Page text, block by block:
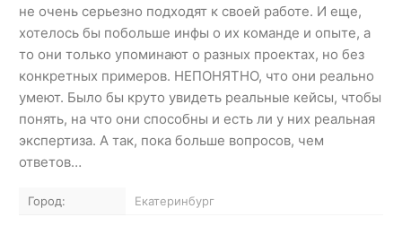
не очень серьезно подходят к своей работе. И еще,
хотелось бы побольше инфы о их команде и опыте, а
то они только упоминают о разных проектах, но без
конкретных примеров. НЕПОНЯТНО, что они реально
умеют. Было бы круто увидеть реальные кейсы, чтобы
понять, на что они способны и есть ли у них реальная
экспертиза. А так, пока больше вопросов, чем
ответов…
Город: Екатеринбург